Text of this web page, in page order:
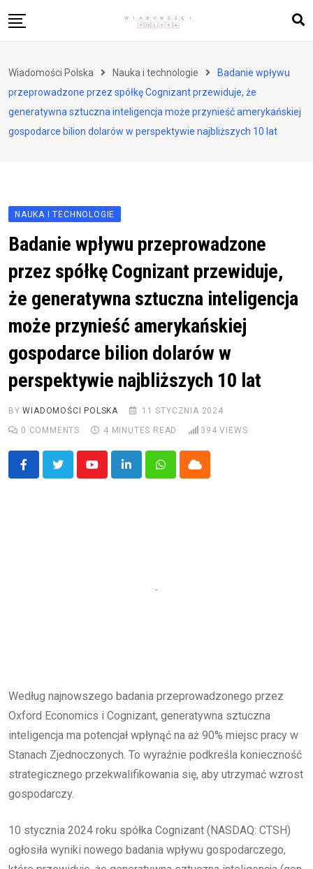
to
Zdrowie i styl życia
Polityka i społeczeństwo
Nauka i technologie
Wiadomości Polska Nauka i technologie
Badanie wpływu
przeprowadzone przez spółkę Cognizant przewiduje, że
generatywna sztuczna inteligencja może przynieść amerykańskiej
gospodarce bilion dolarów w perspektywie najbliższych 10 lat
NAUKA I TECHNOLOGIE
Badanie wpływu przeprowadzone
przez spółkę Cognizant przewiduje,
że generatywna sztuczna inteligencja
może przynieść amerykańskiej
gospodarce bilion dolarów w
perspektywie najbliższych 10 lat
BYWIADOMOŚCI POLSKA
11 STYCZNIA 2024
0 COMMENTS 4 MINUTES READ 394 VIEWS
YoutubeLinkedInWhatsappCloud
Według najnowszego badania przeprowadzonego przez
Oxford Economics i Cognizant, generatywna sztuczna
inteligencja ma potencjał wpłynąć na aż 90% miejsc pracy w
Stanach Zjednoczonych. To wyraźnie podkreśla konieczność
strategicznego przekwalifikowania się, aby utrzymać wzrost
gospodarczy.
10 stycznia 2024 roku spółka Cognizant (NASDAQ: CTSH)
ogłosiła wyniki nowego badania wpływu gospodarczego,